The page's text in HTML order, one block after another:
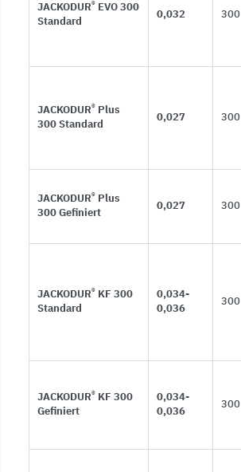
JACKODUR®EVO 300
Standard
0,032 300
JACKODUR®Plus
300 Standard
0,027 300
JACKODUR®Plus
300 Gefiniert
0,027 300
JACKODUR®KF 300
Standard
0,034-
0,036
300
JACKODUR®KF 300
Gefiniert
0,034-
0,036
300